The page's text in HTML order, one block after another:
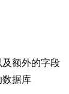
及额外的字段
数据库